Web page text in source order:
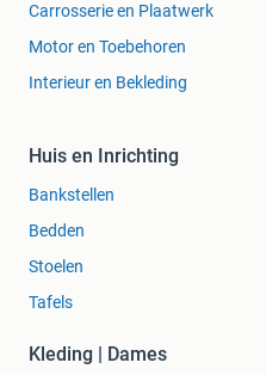
Carrosserie en Plaatwerk
Motor en Toebehoren
Interieur en Bekleding
Huis en Inrichting
Bankstellen
Bedden
Stoelen
Tafels
Kleding | Dames